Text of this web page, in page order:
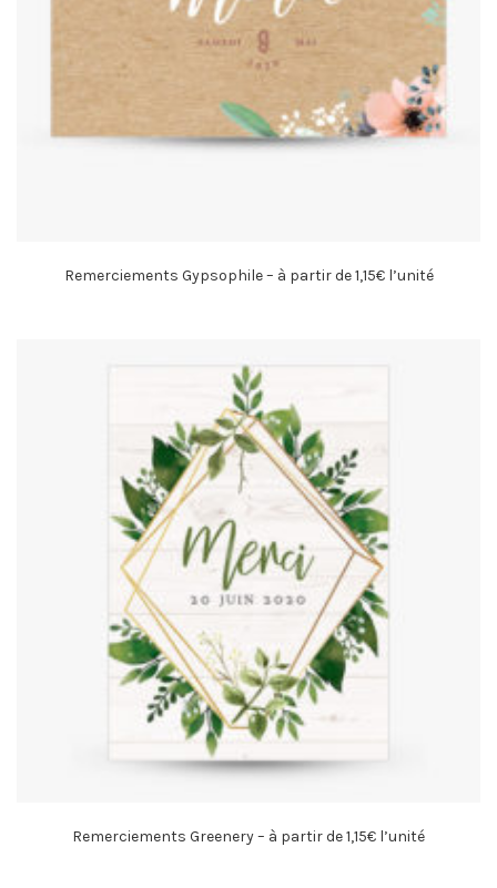
Remerciements Gypsophile – à partir de 1,15€ l’unité
Remerciements Greenery – à partir de 1,15€ l’unité